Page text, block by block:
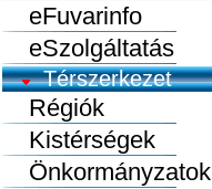
eFuvarinfo
eSzolgáltatás
Térszerkezet
Régiók
Kistérségek
Önkormányzatok